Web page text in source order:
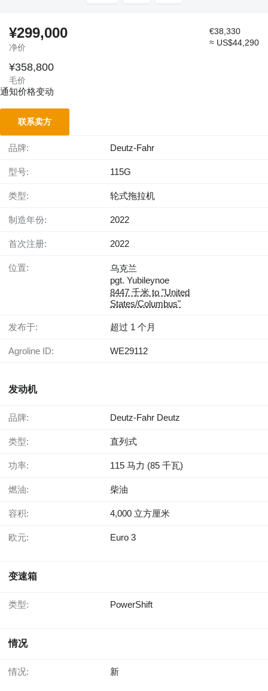
¥299,000
净价
€38,330
≈ US$44,290
¥358,800
毛价
通知价格变动
联系卖方
品牌: Deutz-Fahr
型号: 115G
类型: 轮式拖拉机
制造年份: 2022
首次注册: 2022
位置:
乌克兰
pgt. Yubileynoe
8447 千米 to "United
States/Columbus"
发布于: 超过 1 个月
Agroline ID: WE29112
发动机
品牌: Deutz-Fahr Deutz
类型: 直列式
功率: 115 马力 (85 千瓦)
燃油: 柴油
容积: 4,000 立方厘米
欧元: Euro 3
变速箱
类型: PowerShift
情况
情况: 新